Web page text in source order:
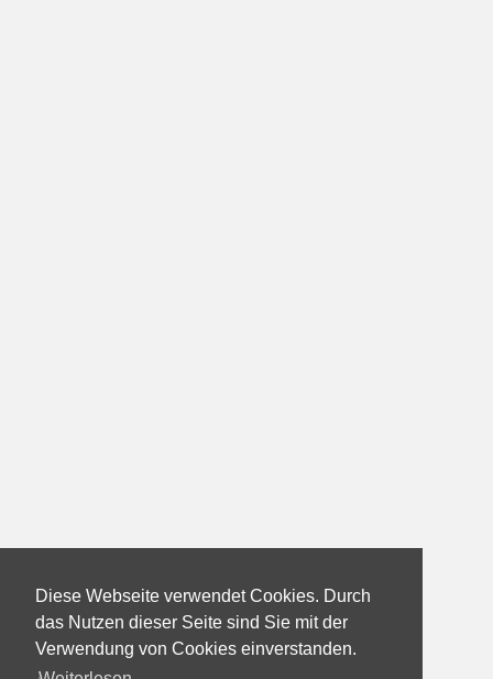
Diese Webseite verwendet Cookies. Durch
das Nutzen dieser Seite sind Sie mit der
Verwendung von Cookies einverstanden.